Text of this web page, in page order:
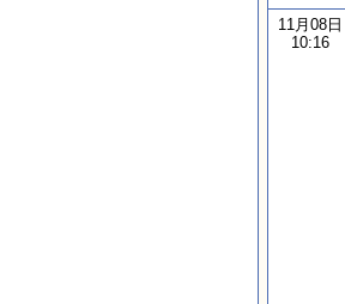
11月08日
10:16